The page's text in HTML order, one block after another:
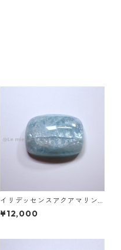
イリデッセンスアクアマリン
49.3ct 28.2mm*20.8mm*9.9
mm
¥12,000